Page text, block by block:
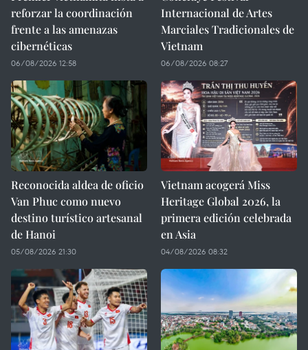
reforzar la coordinación
frente a las amenazas
cibernéticas
06/08/2026 12:58
Internacional de Artes
Marciales Tradicionales de
Vietnam
06/08/2026 08:27
Reconocida aldea de oficio
Van Phuc como nuevo
destino turístico artesanal
de Hanoi
05/08/2026 21:30
Vietnam acogerá Miss
Heritage Global 2026, la
primera edición celebrada
en Asia
04/08/2026 08:32